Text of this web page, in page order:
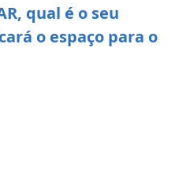
qual é o seu
o espaço para o